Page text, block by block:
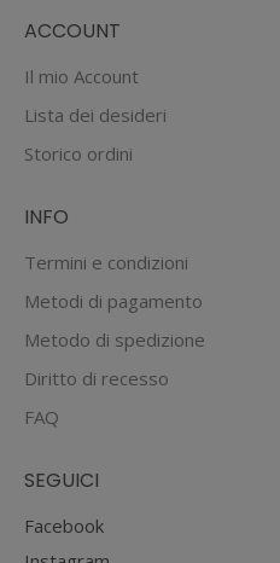
ACCOUNT
Il mio Account
Lista dei desideri
Storico ordini
INFO
Termini e condizioni
Metodi di pagamento
Metodo di spedizione
Diritto di recesso
FAQ
SEGUICI
Facebook